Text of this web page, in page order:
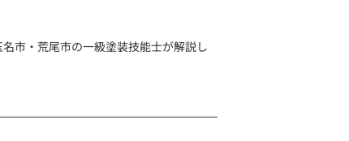
市・荒尾市の一級塗装技能士が解説し